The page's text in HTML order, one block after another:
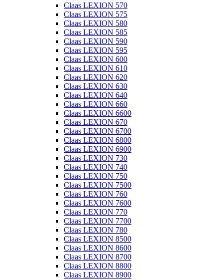
Claas LEXION 570
Claas LEXION 575
Claas LEXION 580
Claas LEXION 585
Claas LEXION 590
Claas LEXION 595
Claas LEXION 600
Claas LEXION 610
Claas LEXION 620
Claas LEXION 630
Claas LEXION 640
Claas LEXION 660
Claas LEXION 6600
Claas LEXION 670
Claas LEXION 6700
Claas LEXION 6800
Claas LEXION 6900
Claas LEXION 730
Claas LEXION 740
Claas LEXION 750
Claas LEXION 7500
Claas LEXION 760
Claas LEXION 7600
Claas LEXION 770
Claas LEXION 7700
Claas LEXION 780
Claas LEXION 8500
Claas LEXION 8600
Claas LEXION 8700
Claas LEXION 8800
Claas LEXION 8900